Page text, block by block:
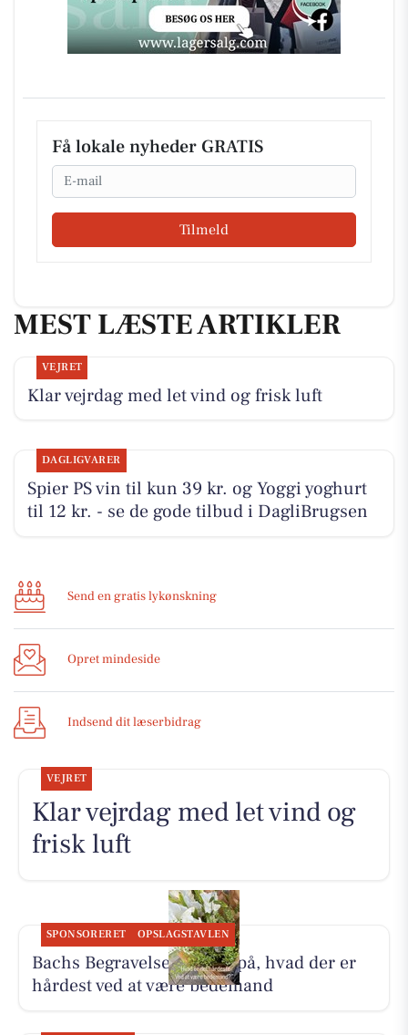
Få lokale nyheder GRATIS
Email
Tilmeld
MEST LÆSTE ARTIKLER
VEJRET
Klar vejrdag med let vind og frisk luft
DAGLIGVARER
Spier PS vin til kun 39 kr. og Yoggi yoghurt
til 12 kr. - se de gode tilbud i DagliBrugsen
Send en gratis lykønskning
Opret mindeside
Indsend dit læserbidrag
VEJRET
Klar vejrdag med let vind og
frisk luft
SPONSORERET OPSLAGSTAVLEN
Bachs Begravelser svarer på, hvad der er
hårdest ved at være bedemand